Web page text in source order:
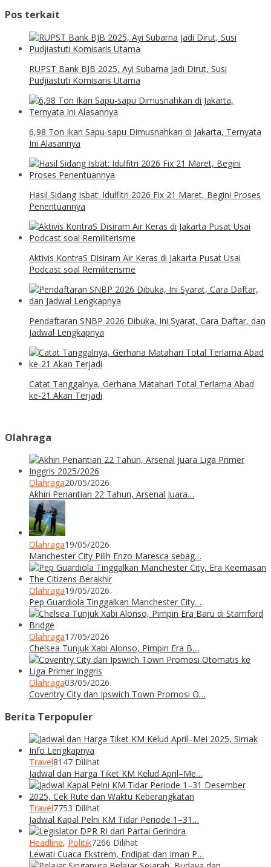
Pos terkait
RUPST Bank BJB 2025, Ayi Subarna Jadi Dirut, Susi
Pudjiastuti Komisaris Utama
6,98 Ton Ikan Sapu-sapu Dimusnahkan di Jakarta, Ternyata
Ini Alasannya
Hasil Sidang Isbat: Idulfitri 2026 Fix 21 Maret, Begini Proses
Penentuannya
Aktivis KontraS Disiram Air Keras di Jakarta Pusat Usai
Podcast soal Remiliterisme
Pendaftaran SNBP 2026 Dibuka, Ini Syarat, Cara Daftar, dan
Jadwal Lengkapnya
Catat Tanggalnya, Gerhana Matahari Total Terlama Abad
ke-21 Akan Terjadi
Olahraga
Olahraga20/05/2026
Akhiri Penantian 22 Tahun, Arsenal Juara…
Olahraga19/05/2026
Manchester City Pilih Enzo Maresca sebag…
Olahraga19/05/2026
Pep Guardiola Tinggalkan Manchester City…
Olahraga17/05/2026
Chelsea Tunjuk Xabi Alonso, Pimpin Era B…
Olahraga03/05/2026
Coventry City dan Ipswich Town Promosi O…
Berita Terpopuler
Travel8147 Dilihat
Jadwal dan Harga Tiket KM Kelud April–Me…
Travel7753 Dilihat
Jadwal Kapal Pelni KM Tidar Periode 1–31…
Headline, Politik7266 Dilihat
Lewati Cuaca Ekstrem, Endipat dan Iman P…